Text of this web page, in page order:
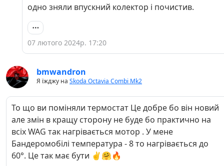
одно зняли впускний колектор і почистив.
07 лютого 2024р. 17:20
bmwandron
Я їжджу на Skoda Octavia Combi Mk2
То що ви поміняли термостат Це добре бо він новий
але змін в кращу сторону не буде бо практично на
всіх WAG так нагрівається мотор . У мене
Бандеромобілі температура - 8 то нагрівається до
60°. Це так має бути ✌️🤗🔥